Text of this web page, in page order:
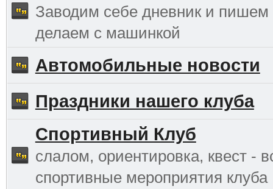
Заводим себе дневник и пишем
делаем с машинкой
Автомобильные новости
Праздники нашего клуба
Спортивный Клуб
слалом, ориентировка, квест -
спортивные мероприятия клуба